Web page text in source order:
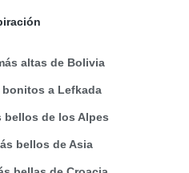
altas de Bolivia
a Lefkada
bellos de los Alpes
bellos de Asia